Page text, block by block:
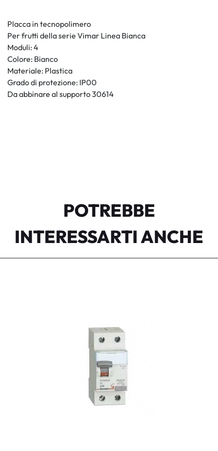
Placca in tecnopolimero
Per frutti della serie Vimar Linea Bianca
Moduli: 4
Colore: Bianco
Materiale: Plastica
Grado di protezione: IP00
Da abbinare al supporto 30614
POTREBBE
INTERESSARTI ANCHE